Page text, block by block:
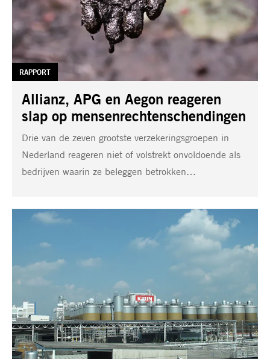
Allianz, APG en Aegon reageren
slap op mensenrechtenschendingen
TAG:
RAPPORT
Drie van de zeven grootste verzekeringsgroepen in
Nederland reageren niet of volstrekt onvoldoende als
bedrijven waarin ze beleggen betrokken…